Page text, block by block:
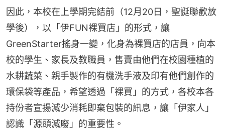
因此，本校在上學期完結前（12月20日，聖誕聯歡放
學後），以「伊FUN裸買店」的形式，讓
GreenStarter搖身一變，化身為裸買店的店員，向本
校的學生、家長及教職員，售賣由他們在校園種植的
水耕蔬菜、親手製作的有機洗手液及印有他們創作的
環保袋等產品，希望透過「裸買」的方式，各校本各
持份者宣揚減少消耗即棄包裝的訊息，讓「伊家人」
認識「源頭減廢」的重要性。